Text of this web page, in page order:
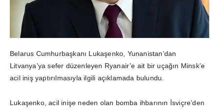
Belarus Cumhurbaşkanı Lukaşenko, Yunanistan’dan
Litvanya’ya sefer düzenleyen Ryanair’e ait bir uçağın Minsk’e
acil iniş yaptırılmasıyla ilgili açıklamada bulundu.
Lukaşenko, acil inişe neden olan bomba ihbarının İsviçre’den